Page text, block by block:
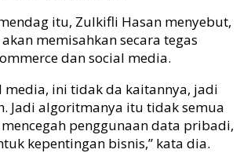
itu, Zulkifli Hasan menyebut,
memisahkan secara tegas
dan social media.
media, ini tidak da kaitannya, jadi
Jadi algoritmanya itu tidak semua
penggunaan data pribadi,
kepentingan bisnis,” kata dia.